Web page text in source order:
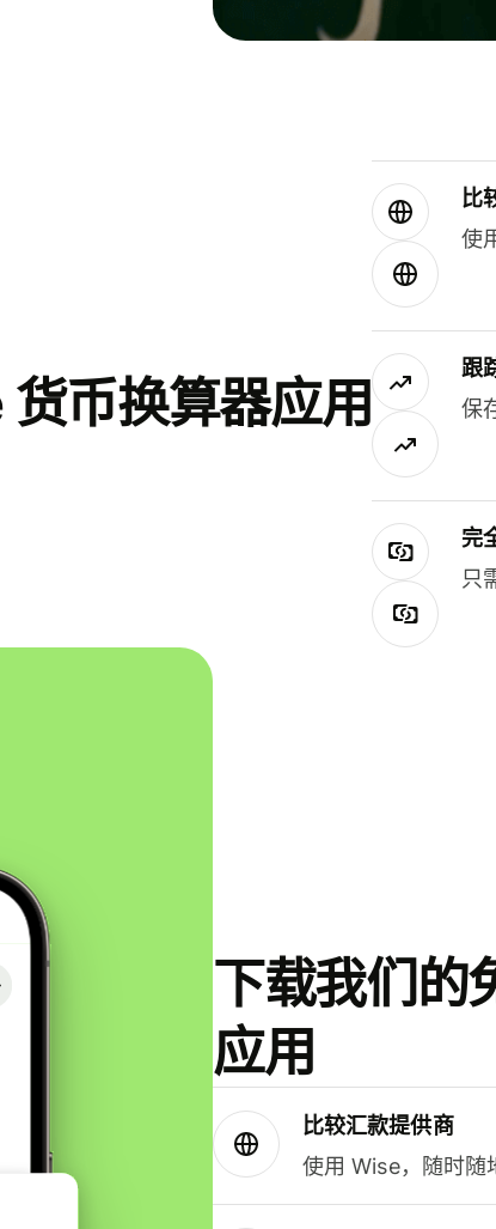
币换算器应用
比
使
跟
保
完
只
下载我们的
应用
比较汇款提供商
使用 Wise，随时随